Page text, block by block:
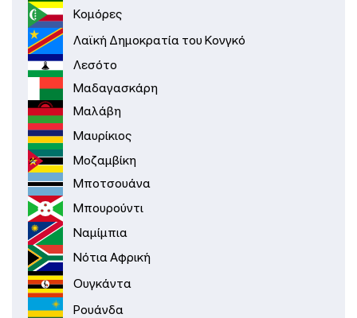
Κομόρες
Λαϊκή Δημοκρατία του Κονγκό
Λεσότο
Μαδαγασκάρη
Μαλάβη
Μαυρίκιος
Μοζαμβίκη
Μποτσουάνα
Μπουρούντι
Ναμίμπια
Νότια Αφρική
Ουγκάντα
Ρουάνδα